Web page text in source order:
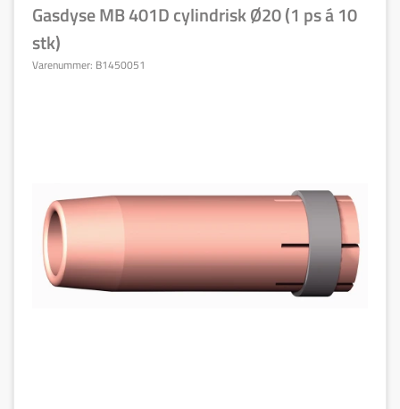
Gasdyse MB 401D cylindrisk Ø20 (1 ps á 10
stk)
Varenummer: B1450051